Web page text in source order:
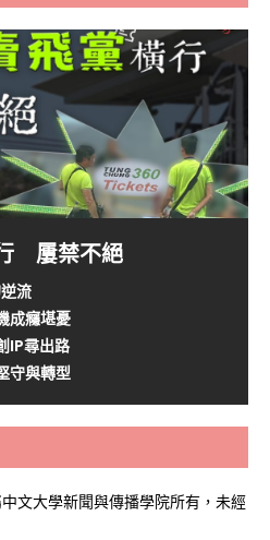
屢禁不絕
流
成癮堪憂
IP尋出路
守與轉型
文大學新聞與傳播學院所有，未經